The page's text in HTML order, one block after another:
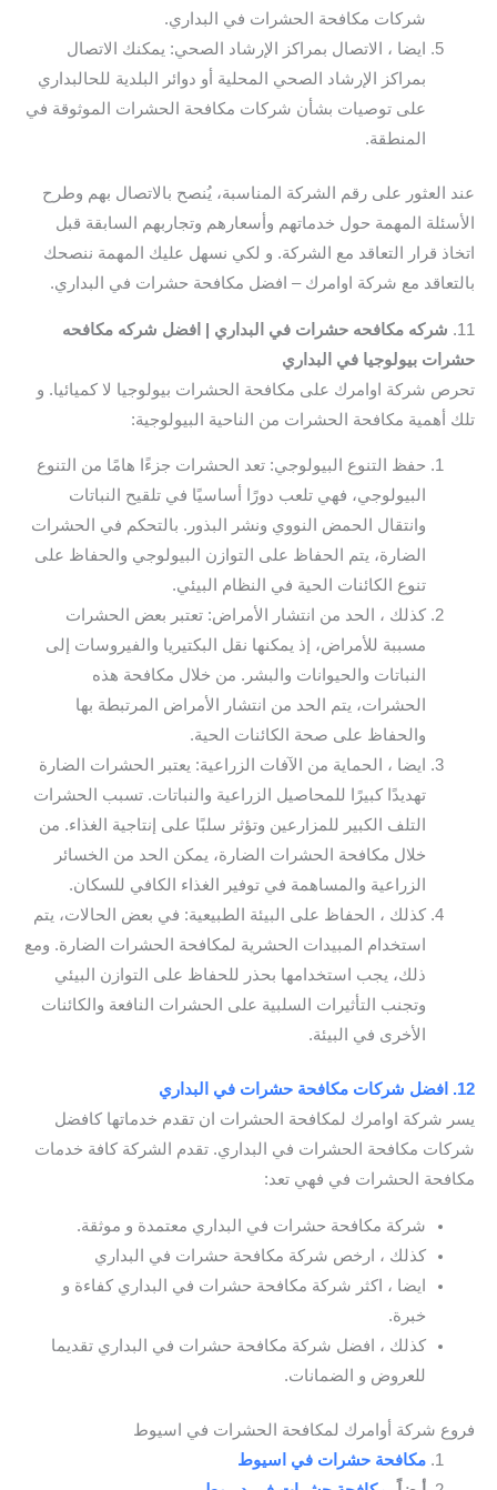
شركات مكافحة الحشرات في البداري.
ايضا ، الاتصال بمراكز الإرشاد الصحي: يمكنك الاتصال
بمراكز الإرشاد الصحي المحلية أو دوائر البلدية للحالبداري
على توصيات بشأن شركات مكافحة الحشرات الموثوقة في
المنطقة.
عند العثور على رقم الشركة المناسبة، يُنصح بالاتصال بهم وطرح
الأسئلة المهمة حول خدماتهم وأسعارهم وتجاربهم السابقة قبل
اتخاذ قرار التعاقد مع الشركة. و لكي نسهل عليك المهمة ننصحك
بالتعاقد مع شركة اوامرك – افضل مكافحة حشرات في البداري.
11.
شركه مكافحه حشرات في البداري | افضل شركه مكافحه
حشرات بيولوجيا في البداري
تحرص شركة اوامرك على مكافحة الحشرات بيولوجيا لا كميائيا. و
تلك أهمية مكافحة الحشرات من الناحية البيولوجية:
حفظ التنوع البيولوجي: تعد الحشرات جزءًا هامًا من التنوع
البيولوجي، فهي تلعب دورًا أساسيًا في تلقيح النباتات
وانتقال الحمض النووي ونشر البذور. بالتحكم في الحشرات
الضارة، يتم الحفاظ على التوازن البيولوجي والحفاظ على
تنوع الكائنات الحية في النظام البيئي.
كذلك ، الحد من انتشار الأمراض: تعتبر بعض الحشرات
مسببة للأمراض، إذ يمكنها نقل البكتيريا والفيروسات إلى
النباتات والحيوانات والبشر. من خلال مكافحة هذه
الحشرات، يتم الحد من انتشار الأمراض المرتبطة بها
والحفاظ على صحة الكائنات الحية.
ايضا ، الحماية من الآفات الزراعية: يعتبر الحشرات الضارة
تهديدًا كبيرًا للمحاصيل الزراعية والنباتات. تسبب الحشرات
التلف الكبير للمزارعين وتؤثر سلبًا على إنتاجية الغذاء. من
خلال مكافحة الحشرات الضارة، يمكن الحد من الخسائر
الزراعية والمساهمة في توفير الغذاء الكافي للسكان.
كذلك ، الحفاظ على البيئة الطبيعية: في بعض الحالات، يتم
استخدام المبيدات الحشرية لمكافحة الحشرات الضارة. ومع
ذلك، يجب استخدامها بحذر للحفاظ على التوازن البيئي
وتجنب التأثيرات السلبية على الحشرات النافعة والكائنات
الأخرى في البيئة.
12. افضل شركات مكافحة حشرات في البداري
يسر شركة اوامرك لمكافحة الحشرات ان تقدم خدماتها كافضل
شركات مكافحة الحشرات في البداري. تقدم الشركة كافة خدمات
مكافحة الحشرات في فهي تعد:
شركة مكافحة حشرات في البداري معتمدة و موثقة.
كذلك ، ارخص شركة مكافحة حشرات في البداري
ايضا ، اكثر شركة مكافحة حشرات في البداري كفاءة و
خبرة.
كذلك ، افضل شركة مكافحة حشرات في البداري تقديما
للعروض و الضمانات.
فروع شركة أوامرك لمكافحة الحشرات في اسيوط
مكافحة حشرات في اسيوط